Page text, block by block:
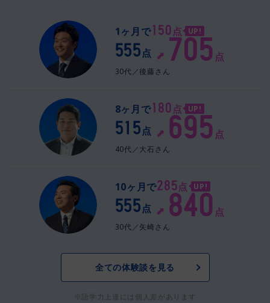
1ヶ月で150点 UP!
555点 ➡︎ 705 点
30代／後藤さん
8ヶ月で180点 UP!
515点 ➡︎ 695 点
40代／大石さん
10ヶ月で285点 UP!
555点 ➡︎ 840 点
30代／矢崎さん
全ての体験談を見る
※語学力上達には個人差があります